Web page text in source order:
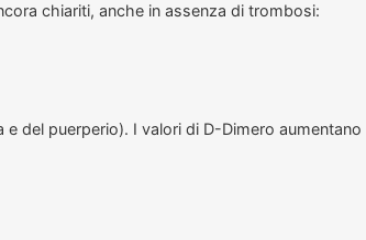
chiariti, anche in assenza di trombosi:
del puerperio). I valori di D-Dimero aumentano